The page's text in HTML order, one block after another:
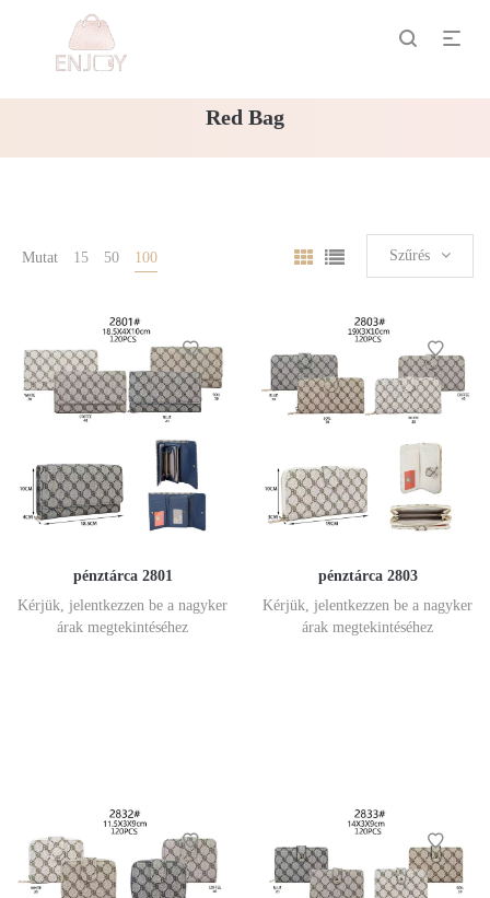
Red Bag
Mutat 15 50 100 Szűrés
pénztárca 2801
Kérjük, jelentkezzen be a nagyker
árak megtekintéséhez
pénztárca 2803
Kérjük, jelentkezzen be a nagyker
árak megtekintéséhez